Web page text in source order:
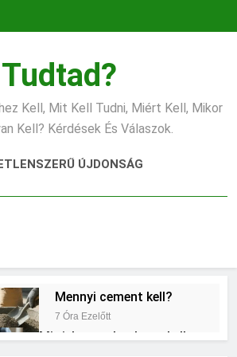
Tudtad?
Kell, Mit Kell Tudni, Miért Kell, Mikor
Kell? Kérdések És Válaszok.
ÚJDONSÁG
Mennyi cement kell?
7 Óra Ezelőtt
Mit jelent a thm hogy kell